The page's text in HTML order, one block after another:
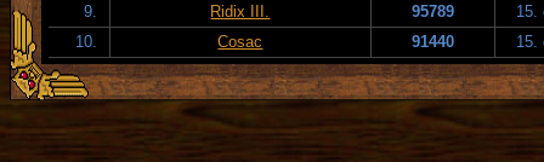
9.
Ridix III. 95789
15.
10.
Cosac 91440 15.